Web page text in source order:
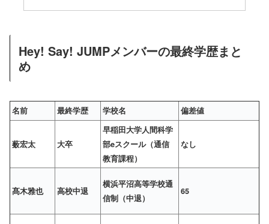
Hey! Say! JUMPメンバーの最終学歴まと
め
名前 最終学歴 学校名 偏差値
薮宏太 大卒
早稲田大学人間科学
部eスクール（通信
教育課程）
なし
髙木雅也 高校中退
横浜平沼高等学校通
信制（中退）
65